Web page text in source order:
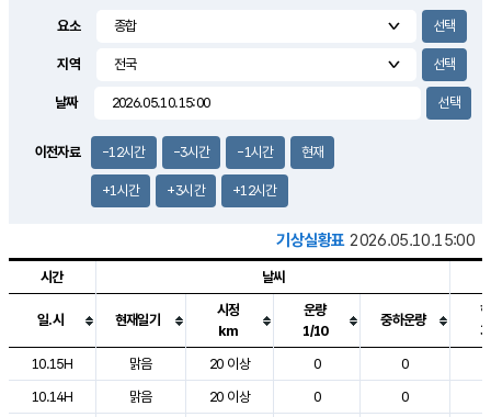
1.3m/s
요소
지역
날짜
이전자료 -12시간 -3시간 -1시간 현재
+1시간 +3시간 +12시간
기상실황표 2026.05.10.15:00
도시별 기상실황표로 지점, 날씨, 기온, 강수, 바람, 기압등을 안내한 표입
시간 날씨
일.시 현재일기
시정
km
운량
1/10
중하운량
10.15H
맑음 20 이상 0 0
10.14H
맑음 20 이상 0 0